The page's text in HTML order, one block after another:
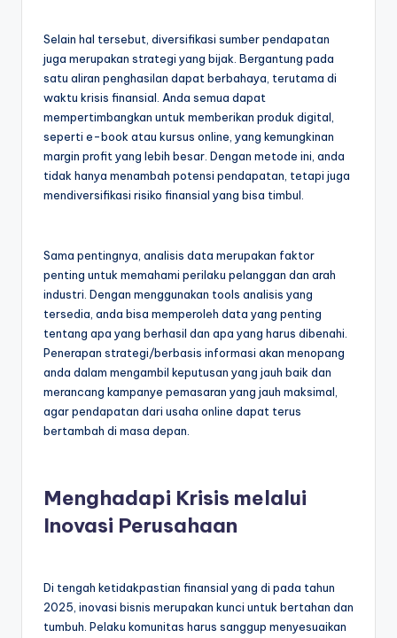
Selain hal tersebut, diversifikasi sumber pendapatan
juga merupakan strategi yang bijak. Bergantung pada
satu aliran penghasilan dapat berbahaya, terutama di
waktu krisis finansial. Anda semua dapat
mempertimbangkan untuk memberikan produk digital,
seperti e-book atau kursus online, yang kemungkinan
margin profit yang lebih besar. Dengan metode ini, anda
tidak hanya menambah potensi pendapatan, tetapi juga
mendiversifikasi risiko finansial yang bisa timbul.
Sama pentingnya, analisis data merupakan faktor
penting untuk memahami perilaku pelanggan dan arah
industri. Dengan menggunakan tools analisis yang
tersedia, anda bisa memperoleh data yang penting
tentang apa yang berhasil dan apa yang harus dibenahi.
Penerapan strategi/berbasis informasi akan menopang
anda dalam mengambil keputusan yang jauh baik dan
merancang kampanye pemasaran yang jauh maksimal,
agar pendapatan dari usaha online dapat terus
bertambah di masa depan.
Menghadapi Krisis melalui
Inovasi Perusahaan
Di tengah ketidakpastian finansial yang di pada tahun
2025, inovasi bisnis merupakan kunci untuk bertahan dan
tumbuh. Pelaku komunitas harus sanggup menyesuaikan